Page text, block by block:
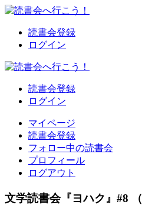
読書会登録
ログイン
読書会登録
ログイン
マイページ
読書会登録
フォロー中の読書会
プロフィール
ログアウト
文学読書会『ヨハク』#8